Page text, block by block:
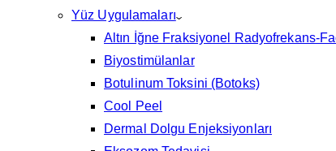
Yüz Uygulamaları
Altın İğne Fraksiyonel Radyofrekans-
Biyostimülanlar
Botulinum Toksini (Botoks)
Cool Peel
Dermal Dolgu Enjeksiyonları